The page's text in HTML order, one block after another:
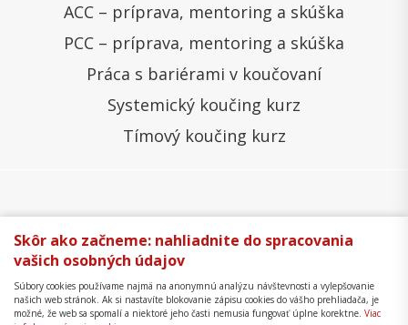
ACC – príprava, mentoring a skúška
PCC – príprava, mentoring a skúška
Práca s bariérami v koučovaní
Systemický koučing kurz
Tímový koučing kurz
Všeobecné obchodné podmienky
Správa cookies
Ochrana osobných údajov
Formulár na odstúpenie
Mapa stránky
Skôr ako začneme: nahliadnite do spracovania
vašich osobných údajov
Súbory cookies používame najmä na anonymnú analýzu návštevnosti a vylepšovanie
našich web stránok. Ak si nastavíte blokovanie zápisu cookies do vášho prehliadača, je
možné, že web sa spomalí a niektoré jeho časti nemusia fungovať úplne korektne. Viac